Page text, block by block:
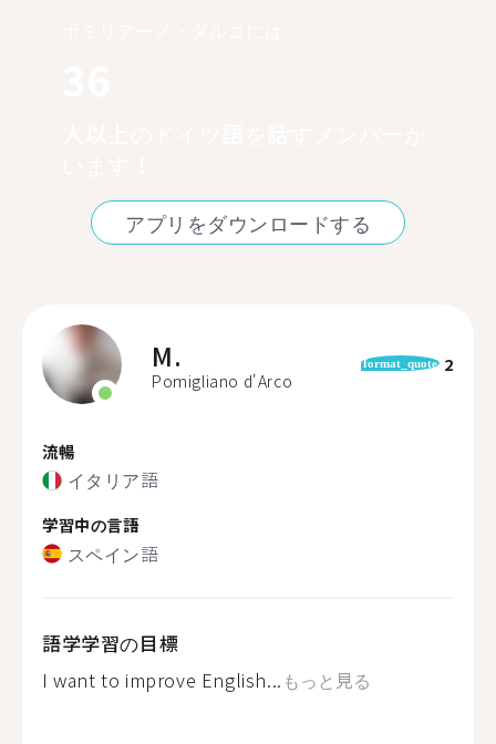
アプリをダウンロードする
M.
Pomigliano d'Arco
format_quote 2
流暢
イタリア語
学習中の言語
スペイン語
語学学習の目標
I want to improve English... もっと見る